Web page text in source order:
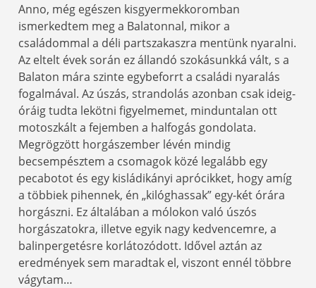
Anno, még egészen kisgyermekkoromban
ismerkedtem meg a Balatonnal, mikor a
családommal a déli partszakaszra mentünk nyaralni.
Az eltelt évek során ez állandó szokásunkká vált, s a
Balaton mára szinte egybeforrt a családi nyaralás
fogalmával. Az úszás, strandolás azonban csak ideig-
óráig tudta lekötni figyelmemet, minduntalan ott
motoszkált a fejemben a halfogás gondolata.
Megrögzött horgászember lévén mindig
becsempésztem a csomagok közé legalább egy
pecabotot és egy kisládikányi aprócikket, hogy amíg
a többiek pihennek, én „kilóghassak” egy-két órára
horgászni. Ez általában a mólokon való úszós
horgászatokra, illetve egyik nagy kedvencemre, a
balinpergetésre korlátozódott. Idővel aztán az
eredmények sem maradtak el, viszont ennél többre
vágytam…